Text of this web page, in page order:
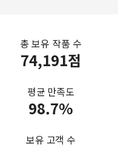
총 보유 작품 수
74,191점
평균 만족도
98.7%
보유 고객 수